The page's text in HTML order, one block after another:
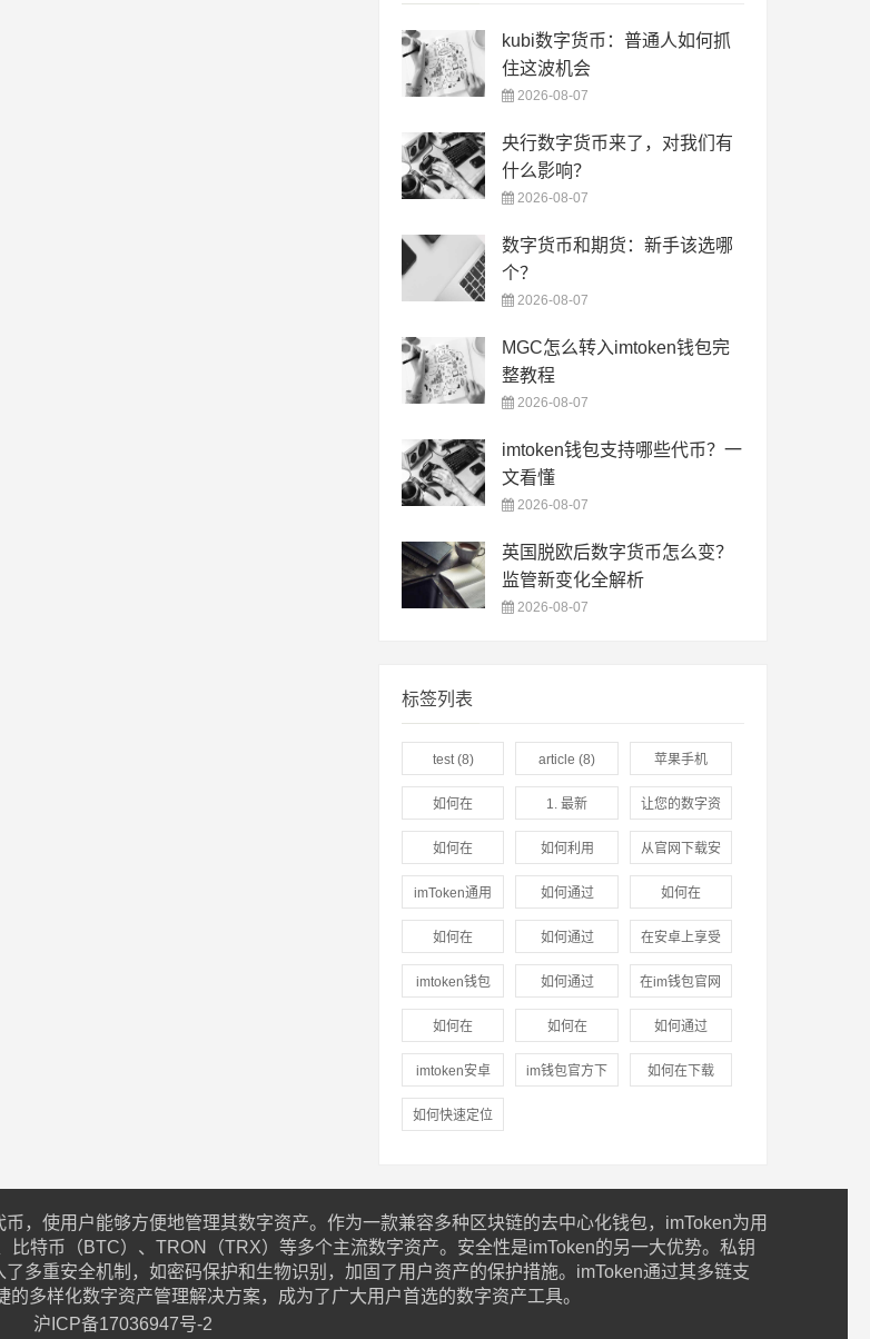
kubi数字货币：普通人如何抓
住这波机会
2026-08-07
央行数字货币来了，对我们有
什么影响？
2026-08-07
数字货币和期货：新手该选哪
个？
2026-08-07
MGC怎么转入imtoken钱包完
整教程
2026-08-07
imtoken钱包支持哪些代币？一
文看懂
2026-08-07
英国脱欧后数字货币怎么变？
监管新变化全解析
2026-08-07
标签列表
test(8) article (8) 苹果手机
imToken最新
位指导(3)
如何在
imToken下载
场洞察能力？
(3)
1. 最新
imToken钱包
(3)
让您的数字资
产安全无忧(3)
如何在
imtoken钱包
提醒功能？(3)
如何利用
imToken官网
利分析(4)
从官网下载安
装im钱包后的
(3)
imToken通用
版的隐私管理
如何通过
imToken官网
信息(3)
如何在
imToken下载
动交易工具？
(3)
如何在
imToken官网
创造合作机
会？(3)
如何通过
imToken新地
任感？(3)
在安卓上享受
数字货币：
的下载指引(3)
imtoken钱包
官网的下载链
吗？(3)
如何通过
imtoken官网
投资学习？(3)
在im钱包官网
版中进行云计
(3)
如何在
imToken钱包
集市场信息？
如何在
imToken钱包
如何通过
imToken钱包
imtoken安卓
版下载全攻
im钱包官方下 如何在下载
如何快速定位
苹果版？(3)
，使用户能够方便地管理其数字资产。作为一款兼容多种区块链的去中心化钱包，imToken为用
特币（BTC）、TRON（TRX）等多个主流数字资产。安全性是imToken的另一大优势。私钥
多重安全机制，如密码保护和生物识别，加固了用户资产的保护措施。imToken通过其多链支
多样化数字资产管理解决方案，成为了广大用户首选的数字资产工具。
沪ICP备17036947号-2